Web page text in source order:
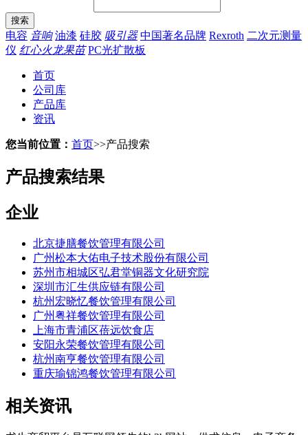
电容 音响 油漆 硅胶 吸引器 中国著名品牌 Rexroth 二次元测量
仪 红心火龙果苗 PC光扩散板
首页
公司库
产品库
资讯
您当前位置： 首页>>产品搜索
产品搜索结果
企业
北京捷膳餐饮管理有限公司
广州松本大佑电子技术股份有限公司
苏州市相城区弘君堂铜器文化研究院
深圳市汇生供应链有限公司
杭州宏晓忆餐饮管理有限公司
广州粤祥餐饮管理有限公司
上海市青浦区蓓远饮食店
安阳永荣餐饮管理有限公司
杭州南亨餐饮管理有限公司
重庆瑜锦鸿餐饮管理有限公司
相关资讯